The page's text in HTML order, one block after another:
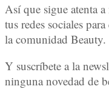
Así que sigue atenta
tus redes sociales
la comunidad Beauty.
Y suscríbete a la
ninguna novedad de